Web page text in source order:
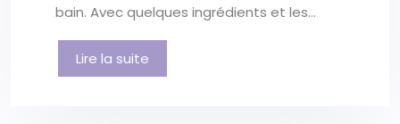
bain. Avec quelques ingrédients et les…
Lire la suite